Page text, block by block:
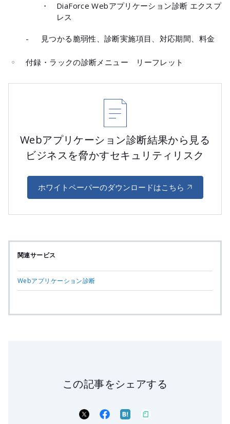
・
DiaForce Webアプリケーション診断 エクスプ
レス
- 見つかる脆弱性、診断実施項目、対応期間、料金
付録・ラックの診断メニュー リーフレット
Webアプリケーション診断結果から見る
ビジネスを脅かすセキュリティリスク
ホワイトペーパーのダウンロードはこちら
関連サービス
Webアプリケーション診断
この記事をシェアする